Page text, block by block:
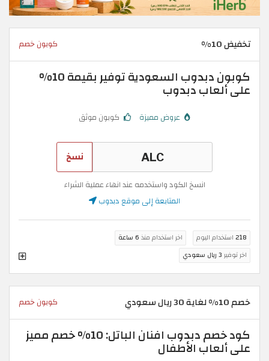
تخفيض 10% كوبون خصم
كوبون دبدوب السعودية توفير بقيمة 10%
على ألعاب دبدوب
عروض مميزة كوبون موثق
نسخ
انسخ الكود واستخدمه عند انهاء عملية الشراء
المتابعة إلى موقع دبدوب
218 استخدام اليوم اخر استخدام منذ 6 ساعة
اخر توفير 3 ريال سعودي
خصم 10% لغاية 30 ريال سعودي كوبون خصم
كود خصم دبدوب افنان الباتل: 10% خصم مميز
على ألعاب الأطفال